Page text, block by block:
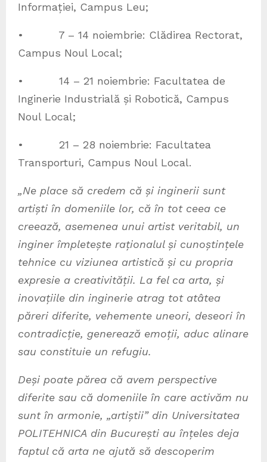
Informației, Campus Leu;
• 7 – 14 noiembrie: Clădirea Rectorat,
Campus Noul Local;
• 14 – 21 noiembrie: Facultatea de
Inginerie Industrială și Robotică, Campus
Noul Local;
• 21 – 28 noiembrie: Facultatea
Transporturi, Campus Noul Local.
„Ne place să credem că și inginerii sunt
artiști în domeniile lor, că în tot ceea ce
creează, asemenea unui artist veritabil, un
inginer împletește raționalul și cunoștințele
tehnice cu viziunea artistică și cu propria
expresie a creativității. La fel ca arta, și
inovațiile din inginerie atrag tot atâtea
păreri diferite, vehemente uneori, deseori în
contradicție, generează emoții, aduc alinare
sau constituie un refugiu.
Deși poate părea că avem perspective
diferite sau că domeniile în care activăm nu
sunt în armonie, „artiștii” din Universitatea
POLITEHNICA din București au înțeles deja
faptul că arta ne ajută să descoperim